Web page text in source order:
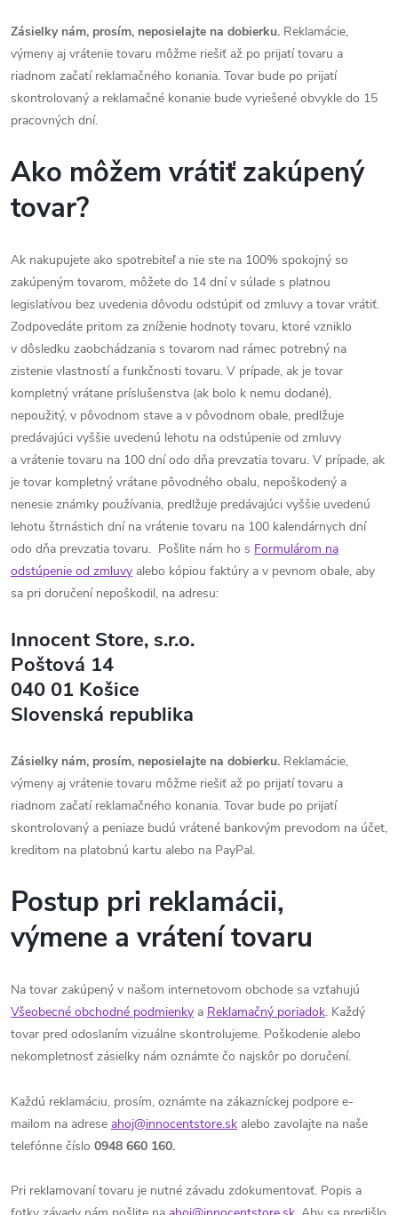
Zásielky nám, prosím, neposielajte na dobierku. Reklamácie,
výmeny aj vrátenie tovaru môžme riešiť až po prijatí tovaru a
riadnom začatí reklamačného konania. Tovar bude po prijatí
skontrolovaný a reklamačné konanie bude vyriešené obvykle do 15
pracovných dní.
Ako môžem vrátiť zakúpený
tovar?
Ak nakupujete ako spotrebiteľ a nie ste na 100% spokojný so
zakúpeným tovarom, môžete do 14 dní v súlade s platnou
legislatívou bez uvedenia dôvodu odstúpiť od zmluvy a tovar vrátiť.
Zodpovedáte pritom za zníženie hodnoty tovaru, ktoré vzniklo
v dôsledku zaobchádzania s tovarom nad rámec potrebný na
zistenie vlastností a funkčnosti tovaru. V prípade, ak je tovar
kompletný vrátane príslušenstva (ak bolo k nemu dodané),
nepoužitý, v pôvodnom stave a v pôvodnom obale, predlžuje
predávajúci vyššie uvedenú lehotu na odstúpenie od zmluvy
a vrátenie tovaru na 100 dní odo dňa prevzatia tovaru. V prípade, ak
je tovar kompletný vrátane pôvodného obalu, nepoškodený a
nenesie známky používania, predlžuje predávajúci vyššie uvedenú
lehotu štrnástich dní na vrátenie tovaru na 100 kalendárnych dní
odo dňa prevzatia tovaru. Pošlite nám ho s Formulárom na
odstúpenie od zmluvy alebo kópiou faktúry a v pevnom obale, aby
sa pri doručení nepoškodil, na adresu:
Innocent Store, s.r.o.
Poštová 14
040 01 Košice
Slovenská republika
Zásielky nám, prosím, neposielajte na dobierku. Reklamácie,
výmeny aj vrátenie tovaru môžme riešiť až po prijatí tovaru a
riadnom začatí reklamačného konania. Tovar bude po prijatí
skontrolovaný a peniaze budú vrátené bankovým prevodom na účet,
kreditom na platobnú kartu alebo na PayPal.
Postup pri reklamácii,
výmene a vrátení tovaru
Na tovar zakúpený v našom internetovom obchode sa vzťahujú
Všeobecné obchodné podmienky a Reklamačný poriadok. Každý
tovar pred odoslaním vizuálne skontrolujeme. Poškodenie alebo
nekompletnosť zásielky nám oznámte čo najskôr po doručení.
Každú reklamáciu, prosím, oznámte na zákazníckej podpore e-
mailom na adrese ahoj@innocentstore.sk alebo zavolajte na naše
telefónne číslo 0948 660 160.
Pri reklamovaní tovaru je nutné závadu zdokumentovať. Popis a